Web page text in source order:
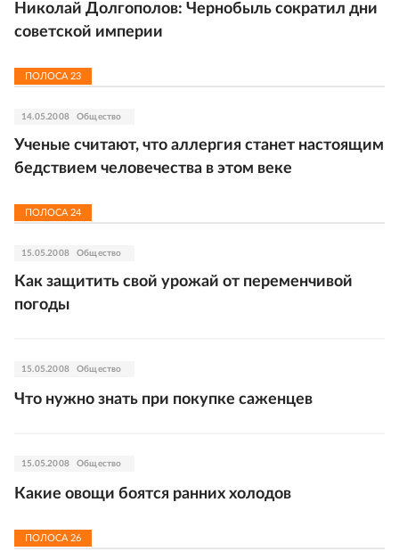
Николай Долгополов: Чернобыль сократил дни
советской империи
ПОЛОСА 23
14.05.2008 Общество
Ученые считают, что аллергия станет настоящим
бедствием человечества в этом веке
ПОЛОСА 24
15.05.2008 Общество
Как защитить свой урожай от переменчивой
погоды
15.05.2008 Общество
Что нужно знать при покупке саженцев
15.05.2008 Общество
Какие овощи боятся ранних холодов
ПОЛОСА 26